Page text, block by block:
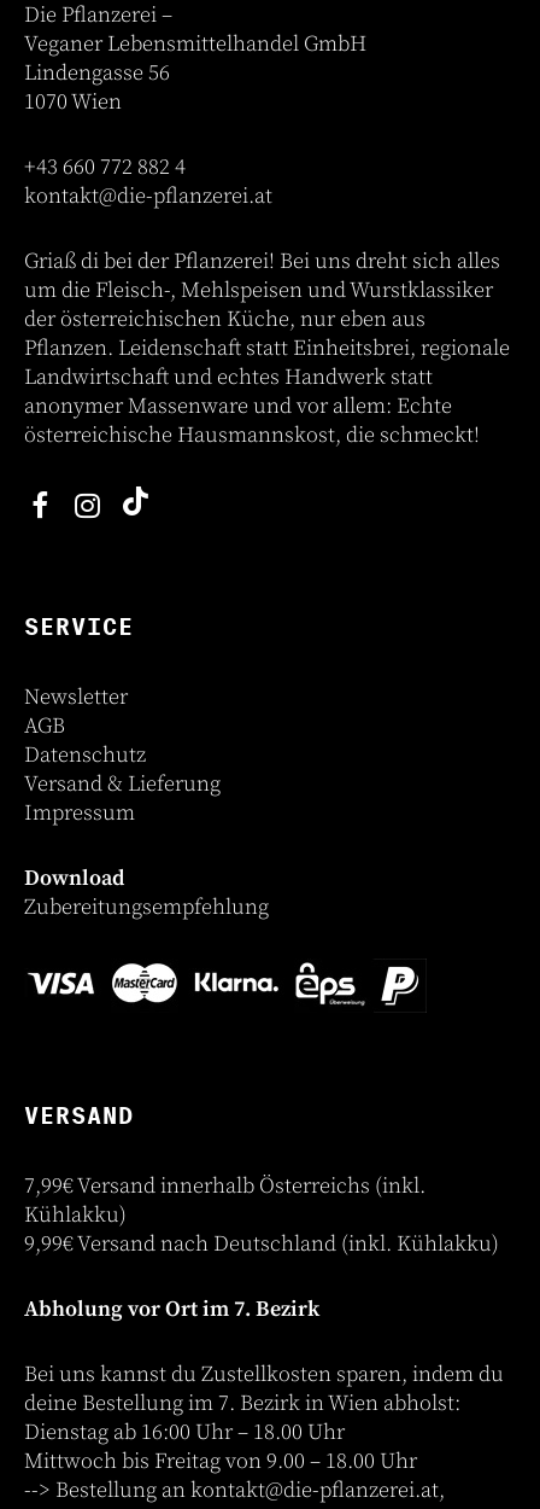
Die Pflanzerei –
Veganer Lebensmittelhandel GmbH
Lindengasse 56
1070 Wien
+43 660 772 882 4
kontakt@die-pflanzerei.at
Griaß di bei der Pflanzerei! Bei uns dreht sich alles
um die Fleisch-, Mehlspeisen und Wurstklassiker
der österreichischen Küche, nur eben aus
Pflanzen. Leidenschaft statt Einheitsbrei, regionale
Landwirtschaft und echtes Handwerk statt
anonymer Massenware und vor allem: Echte
österreichische Hausmannskost, die schmeckt!
SERVICE
Newsletter
AGB
Datenschutz
Versand & Lieferung
Impressum
Download
Zubereitungsempfehlung
VERSAND
7,99€ Versand innerhalb Österreichs (inkl.
Kühlakku)
9,99€ Versand nach Deutschland (inkl. Kühlakku)
Abholung vor Ort im 7. Bezirk
Bei uns kannst du Zustellkosten sparen, indem du
deine Bestellung im 7. Bezirk in Wien abholst:
Dienstag ab 16:00 Uhr – 18.00 Uhr
Mittwoch bis Freitag von 9.00 – 18.00 Uhr
--> Bestellung ankontakt@die-pflanzerei.at,